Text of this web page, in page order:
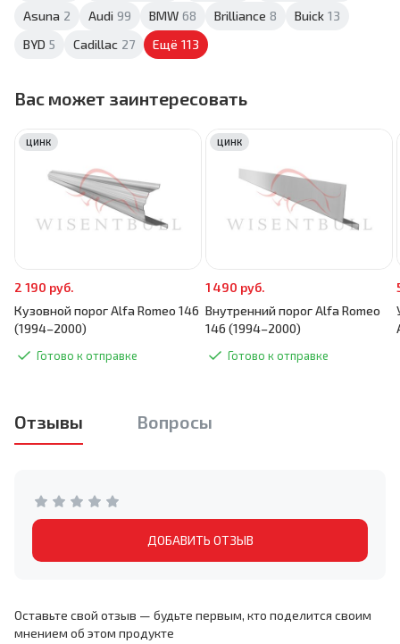
Asuna 2 Audi 99 BMW 68 Brilliance 8 Buick 13
BYD 5 Cadillac 27 Ещё 113
Вас может заинтересовать
2 190 руб.
Кузовной порог Alfa Romeo 146
(1994–2000)
Готово к отправке
ЦИНК
1 490 руб.
Внутренний порог Alfa Romeo
146 (1994–2000)
Готово к отправке
ЦИНК
Отзывы Вопросы
ДОБАВИТЬ ОТЗЫВ
Оставьте свой отзыв — будьте первым, кто поделится своим
мнением об этом продукте